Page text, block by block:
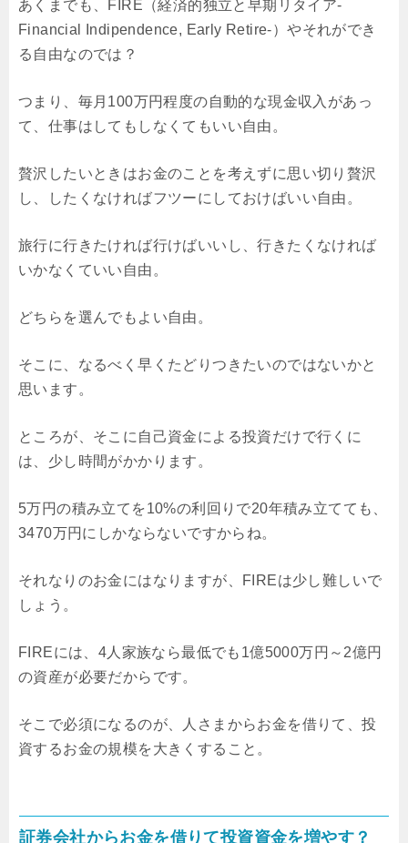
あくまでも、FIRE（経済的独立と早期リタイア-
Financial Indipendence, Early Retire-）やそれができ
る自由なのでは？
つまり、毎月100万円程度の自動的な現金収入があっ
て、仕事はしてもしなくてもいい自由。
贅沢したいときはお金のことを考えずに思い切り贅沢
し、したくなければフツーにしておけばいい自由。
旅行に行きたければ行けばいいし、行きたくなければ
いかなくていい自由。
どちらを選んでもよい自由。
そこに、なるべく早くたどりつきたいのではないかと
思います。
ところが、そこに自己資金による投資だけで行くに
は、少し時間がかかります。
5万円の積み立てを10%の利回りで20年積み立てても、
3470万円にしかならないですからね。
それなりのお金にはなりますが、FIREは少し難しいで
しょう。
FIREには、4人家族なら最低でも1億5000万円～2億円
の資産が必要だからです。
そこで必須になるのが、人さまからお金を借りて、投
資するお金の規模を大きくすること。
証券会社からお金を借りて投資資金を増やす？